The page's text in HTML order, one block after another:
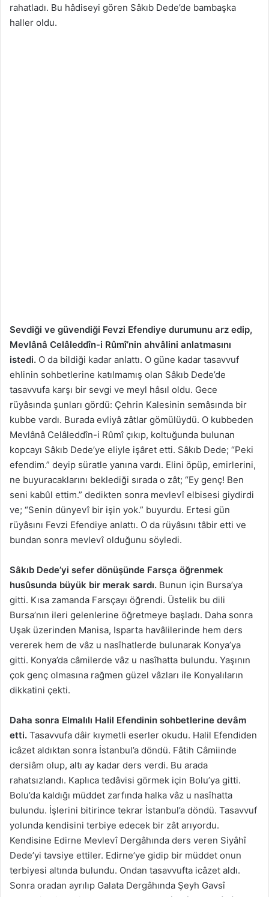
rahatladı. Bu hâdiseyi gören Sâkıb Dede’de bambaşka
haller oldu.
Sevdiği ve güvendiği Fevzi Efendiye durumunu arz edip,
Mevlânâ Celâleddîn-i Rûmî’nin ahvâlini anlatmasını
istedi. O da bildiği kadar anlattı. O güne kadar tasavvuf
ehlinin sohbetlerine katılmamış olan Sâkıb Dede’de
tasavvufa karşı bir sevgi ve meyl hâsıl oldu. Gece
rüyâsında şunları gördü: Çehrin Kalesinin semâsında bir
kubbe vardı. Burada evliyâ zâtlar gömülüydü. O kubbeden
Mevlânâ Celâleddîn-i Rûmî çıkıp, koltuğunda bulunan
kopcayı Sâkıb Dede’ye eliyle işâret etti. Sâkıb Dede; “Peki
efendim.” deyip süratle yanına vardı. Elini öpüp, emirlerini,
ne buyuracaklarını beklediği sırada o zât; “Ey genç! Ben
seni kabûl ettim.” dedikten sonra mevlevî elbisesi giydirdi
ve; “Senin dünyevî bir işin yok.” buyurdu. Ertesi gün
rüyâsını Fevzi Efendiye anlattı. O da rüyâsını tâbir etti ve
bundan sonra mevlevî olduğunu söyledi.
Sâkıb Dede’yi sefer dönüşünde Farsça öğrenmek
husûsunda büyük bir merak sardı. Bunun için Bursa’ya
gitti. Kısa zamanda Farsçayı öğrendi. Üstelik bu dili
Bursa’nın ileri gelenlerine öğretmeye başladı. Daha sonra
Uşak üzerinden Manisa, Isparta havâlilerinde hem ders
vererek hem de vâz u nasîhatlerde bulunarak Konya’ya
gitti. Konya’da câmilerde vâz u nasîhatta bulundu. Yaşının
çok genç olmasına rağmen güzel vâzları ile Konyalıların
dikkatini çekti.
Daha sonra Elmalılı Halil Efendinin sohbetlerine devâm
etti. Tasavvufa dâir kıymetli eserler okudu. Halil Efendiden
icâzet aldıktan sonra İstanbul’a döndü. Fâtih Câmiinde
dersiâm olup, altı ay kadar ders verdi. Bu arada
rahatsızlandı. Kaplıca tedâvisi görmek için Bolu’ya gitti.
Bolu’da kaldığı müddet zarfında halka vâz u nasîhatta
bulundu. İşlerini bitirince tekrar İstanbul’a döndü. Tasavvuf
yolunda kendisini terbiye edecek bir zât arıyordu.
Kendisine Edirne Mevlevî Dergâhında ders veren Siyâhî
Dede’yi tavsiye ettiler. Edirne’ye gidip bir müddet onun
terbiyesi altında bulundu. Ondan tasavvufta icâzet aldı.
Sonra oradan ayrılıp Galata Dergâhında Şeyh Gavsî